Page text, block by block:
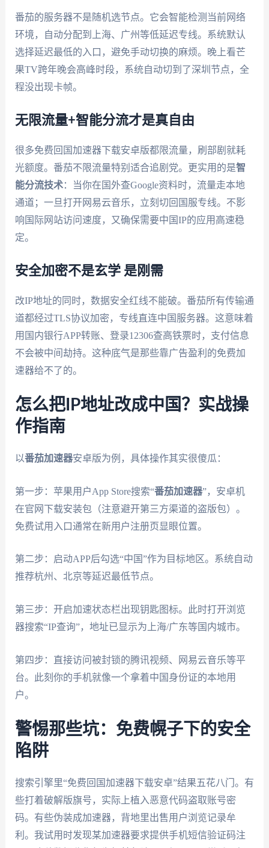
番茄的服务器不是随机选节点。它会智能检测当前网络
环境，自动分配到上海、广州等低延迟专线。系统默认
选择延迟最低的入口，避免手动切换的麻烦。晚上看芒
果TV跨年晚会高峰时段，系统自动切到了深圳节点，全
程没出现卡帧。
无限流量+智能分流才是真自由
很多免费回国加速器下载安卓版都限流量，刷部剧就耗
光额度。番茄不限流量特别适合追剧党。更实用的是智
能分流技术：当你在国外查Google资料时，流量走本地
通道；一旦打开网易云音乐，立刻切回国服专线。不影
响国际网站访问速度，又确保需要中国IP的应用高速稳
定。
安全加密不是玄学 是刚需
改IP地址的同时，数据安全红线不能破。番茄所有传输通
道都经过TLS协议加密，专线直连中国服务器。这意味着
用国内银行APP转账、登录12306查高铁票时，支付信息
不会被中间劫持。这种底气是那些靠广告盈利的免费加
速器给不了的。
怎么把IP地址改成中国？实战操
作指南
以番茄加速器安卓版为例，具体操作其实很傻瓜：
第一步：苹果用户App Store搜索“番茄加速器”，安卓机
在官网下载安装包（注意避开第三方渠道的盗版包）。
免费试用入口通常在新用户注册页显眼位置。
第二步：启动APP后勾选“中国”作为目标地区。系统自动
推荐杭州、北京等延迟最低节点。
第三步：开启加速状态栏出现钥匙图标。此时打开浏览
器搜索“IP查询”，地址已显示为上海/广东等国内城市。
第四步：直接访问被封锁的腾讯视频、网易云音乐等平
台。此刻你的手机就像一个拿着中国身份证的本地用
户。
警惕那些坑：免费幌子下的安全
陷阱
搜索引擎里“免费回国加速器下载安卓”结果五花八门。有
些打着破解版旗号，实际上植入恶意代码盗取账号密
码。有些伪装成加速器，背地里出售用户浏览记录牟
利。我试用时发现某加速器要求提供手机短信验证码注